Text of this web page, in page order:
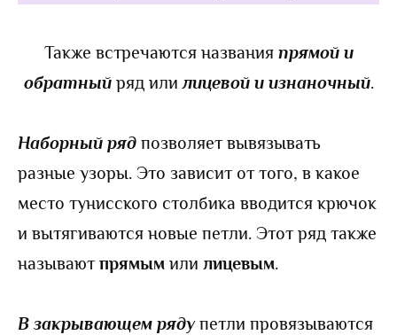
Также встречаются названия прямой и
обратныйряд или лицевой и изнаночный.
Наборный ряд позволяет вывязывать
разные узоры. Это зависит от того, в какое
место тунисского столбика вводится крючок
и вытягиваются новые петли. Этот ряд также
называютпрямым или лицевым.
В закрывающем рядупетли провязываются